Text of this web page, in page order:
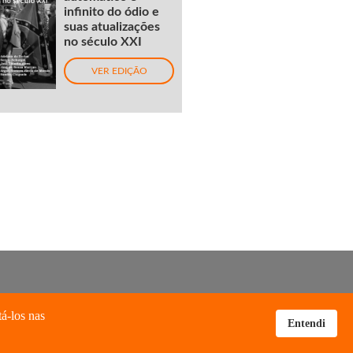
infinito do ódio e
suas atualizações
no século XXI
VER EDIÇÃO
los nas
Entendi